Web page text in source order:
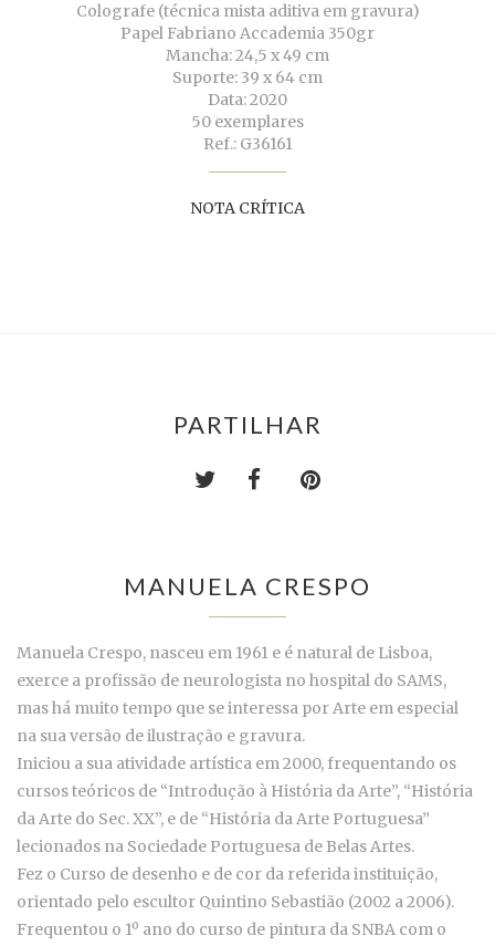
Colografe (técnica mista aditiva em gravura)
Papel Fabriano Accademia 350gr
Mancha: 24,5 x 49 cm
Suporte: 39 x 64 cm
Data: 2020
50 exemplares
Ref.: G36161
NOTA CRÍTICA
PARTILHAR
MANUELA CRESPO
Manuela Crespo, nasceu em 1961 e é natural de Lisboa,
exerce a profissão de neurologista no hospital do SAMS,
mas há muito tempo que se interessa por Arte em especial
na sua versão de ilustração e gravura.
Iniciou a sua atividade artística em 2000, frequentando os
cursos teóricos de “Introdução à História da Arte”, “História
da Arte do Sec. XX”, e de “História da Arte Portuguesa”
lecionados na Sociedade Portuguesa de Belas Artes.
Fez o Curso de desenho e de cor da referida instituição,
orientado pelo escultor Quintino Sebastião (2002 a 2006).
Frequentou o 1º ano do curso de pintura da SNBA com o